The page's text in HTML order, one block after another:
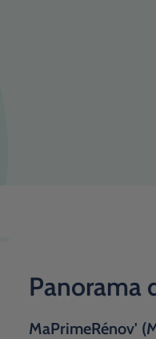
Panorama
MaPrimeRénov'